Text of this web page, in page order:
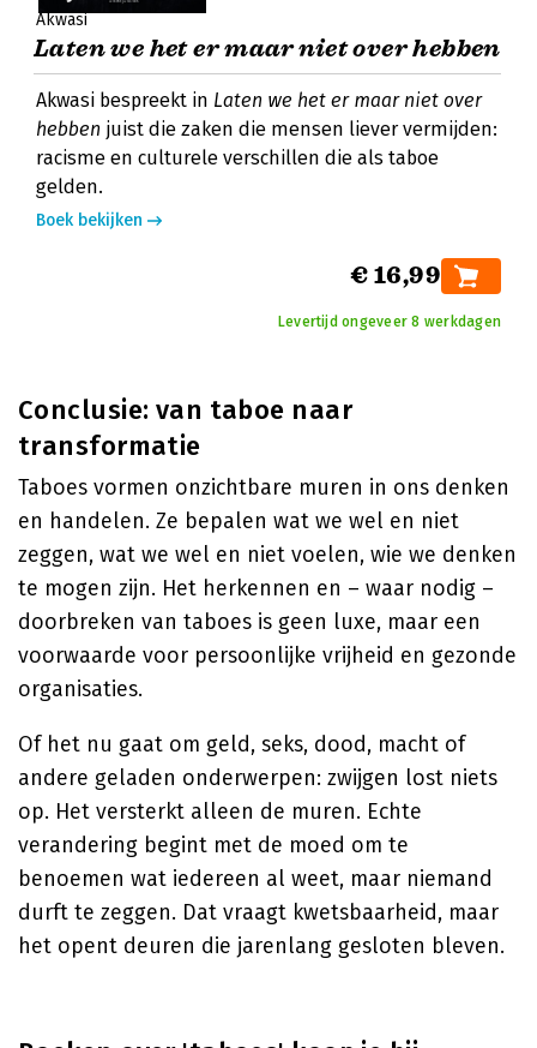
Akwasi
Laten we het er maar niet over hebben
Akwasi bespreekt in Laten we het er maar niet over
hebben juist die zaken die mensen liever vermijden:
racisme en culturele verschillen die als taboe
gelden.
Boek bekijken
€ 16,99
Levertijd ongeveer 8 werkdagen
Conclusie: van taboe naar
transformatie
Taboes vormen onzichtbare muren in ons denken
en handelen. Ze bepalen wat we wel en niet
zeggen, wat we wel en niet voelen, wie we denken
te mogen zijn. Het herkennen en – waar nodig –
doorbreken van taboes is geen luxe, maar een
voorwaarde voor persoonlijke vrijheid en gezonde
organisaties.
Of het nu gaat om geld, seks, dood, macht of
andere geladen onderwerpen: zwijgen lost niets
op. Het versterkt alleen de muren. Echte
verandering begint met de moed om te
benoemen wat iedereen al weet, maar niemand
durft te zeggen. Dat vraagt kwetsbaarheid, maar
het opent deuren die jarenlang gesloten bleven.